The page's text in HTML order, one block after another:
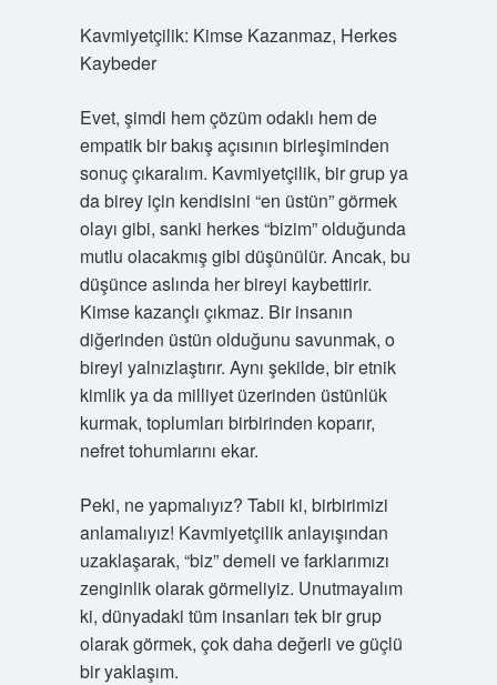
Kavmiyetçilik: Kimse Kazanmaz, Herkes
Kaybeder
Evet, şimdi hem çözüm odaklı hem de
empatik bir bakış açısının birleşiminden
sonuç çıkaralım. Kavmiyetçilik, bir grup ya
da birey için kendisini “en üstün” görmek
olayı gibi, sanki herkes “bizim” olduğunda
mutlu olacakmış gibi düşünülür. Ancak, bu
düşünce aslında her bireyi kaybettirir.
Kimse kazançlı çıkmaz. Bir insanın
diğerinden üstün olduğunu savunmak, o
bireyi yalnızlaştırır. Aynı şekilde, bir etnik
kimlik ya da milliyet üzerinden üstünlük
kurmak, toplumları birbirinden koparır,
nefret tohumlarını ekar.
Peki, ne yapmalıyız? Tabii ki, birbirimizi
anlamalıyız! Kavmiyetçilik anlayışından
uzaklaşarak, “biz” demeli ve farklarımızı
zenginlik olarak görmeliyiz. Unutmayalım
ki, dünyadaki tüm insanları tek bir grup
olarak görmek, çok daha değerli ve güçlü
bir yaklaşım.